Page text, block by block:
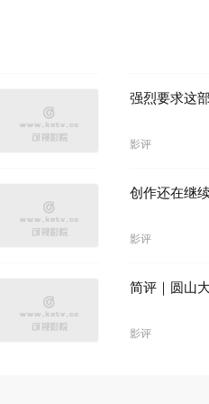
强烈要求这
影评
创作还在继
影评
简评｜圆山
影评